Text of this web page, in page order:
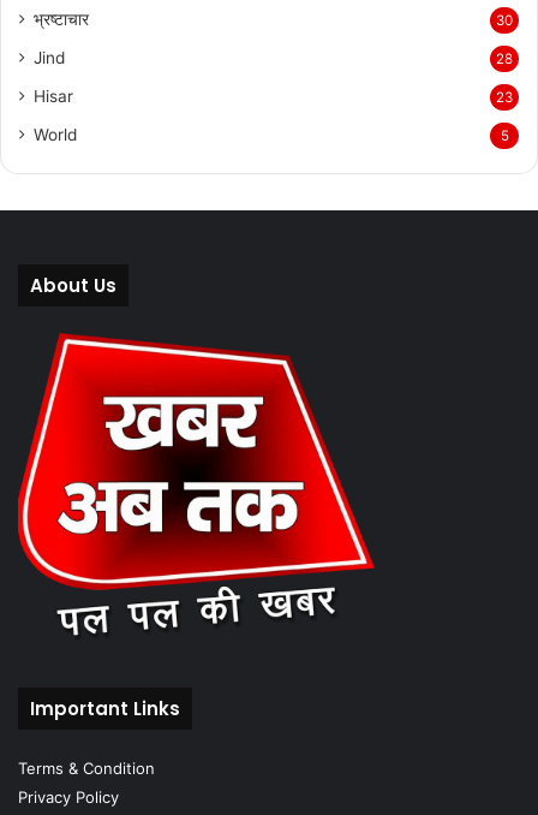
भ्रष्टाचार 30
Jind 28
Hisar 23
World 5
About Us
Important Links
Terms & Condition
Privacy Policy